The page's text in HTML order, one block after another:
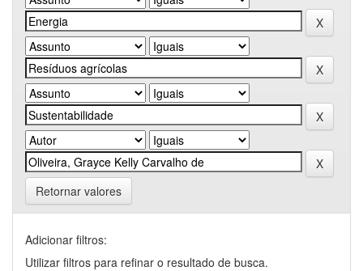
Retornar valores
Adicionar filtros:
Utilizar filtros para refinar o resultado de busca.